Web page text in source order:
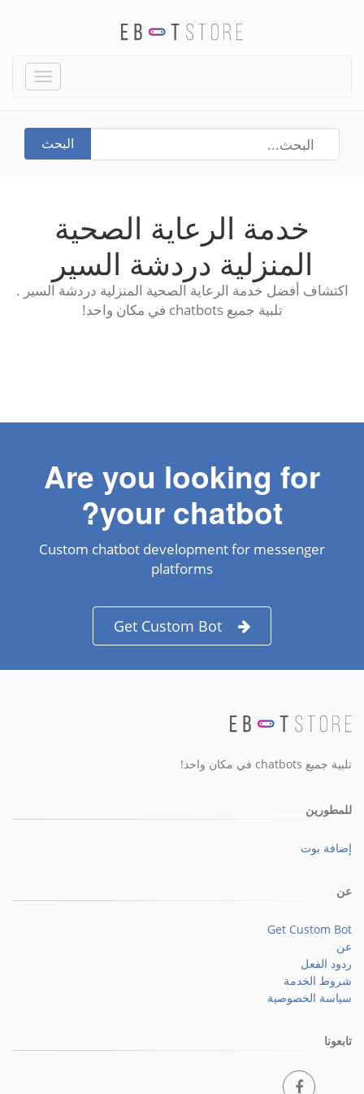
Toggle
البحث
خدمة الرعاية الصحية
المنزلية دردشة السير
اكتشاف أفضل خدمة الرعاية الصحية المنزلية دردشة السير .
تلبية جميع chatbots في مكان واحد!
Are you looking for
your chatbot?
Custom chatbot development for messenger
platforms
Get Custom Bot
تلبية جميع chatbots في مكان واحد!
للمطورين
إضافة بوت
عن
Get Custom Bot
عن
ردود الفعل
شروط الخدمة
سياسة الخصوصية
تابعونا